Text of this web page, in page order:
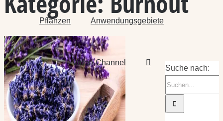
Pflanzen Anwendungsgebiete
Video-Channel
Suche nach: